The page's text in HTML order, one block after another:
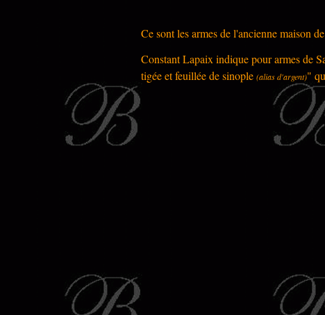
Ce sont les armes de l'ancienne maison
Constant Lapaix indique pour armes de
tigée et feuillée de sinople (alias d'argent)"